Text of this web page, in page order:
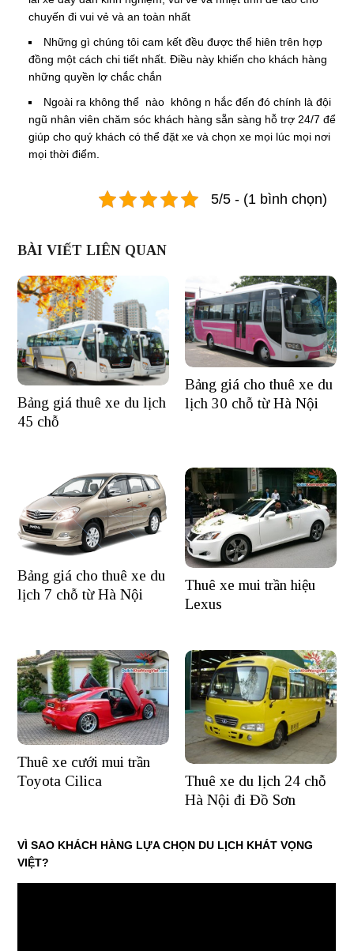
chuyến đi vui vẻ và an toàn nhất
Những gì chúng tôi cam kết đều được thể hiên trên hợp
đồng một cách chi tiết nhất. Điều này khiến cho khách hàng
những quyền lợ chắc chắn
Ngoài ra không thể nào không n hắc đến đó chính là đội
ngũ nhân viên chăm sóc khách hàng sẵn sàng hỗ trợ 24/7 để
giúp cho quý khách có thể đặt xe và chọn xe mọi lúc mọi nơi
mọi thời điểm.
5/5 - (1 bình chọn)
BÀI VIẾT LIÊN QUAN
Bảng giá thuê xe du lịch
45 chỗ
Bảng giá cho thuê xe du
lịch 30 chỗ từ Hà Nội
Bảng giá cho thuê xe du
lịch 7 chỗ từ Hà Nội
Thuê xe mui trần hiệu
Lexus
Thuê xe cưới mui trần
Toyota Cilica
Thuê xe du lịch 24 chỗ
Hà Nội đi Đồ Sơn
VÌ SAO KHÁCH HÀNG LỰA CHỌN DU LỊCH KHÁT VỌNG
VIỆT?